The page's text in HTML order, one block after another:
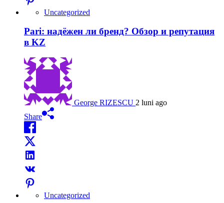
Uncategorized
Pari: надёжен ли бренд? Обзор и репутация
в KZ
George RIZESCU 2 luni ago
Share
Uncategorized